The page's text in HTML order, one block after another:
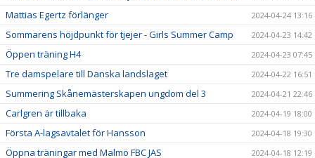
Mattias Egertz förlänger 2024-04-24 13:16
Sommarens höjdpunkt för tjejer - Girls Summer Camp 2024-04-23 14:42
Öppen träning H4 2024-04-23 07:45
Tre damspelare till Danska landslaget 2024-04-22 16:51
Summering Skånemästerskapen ungdom del 3 2024-04-21 22:46
Carlgren är tillbaka 2024-04-19 18:00
Första A-lagsavtalet för Hansson 2024-04-18 19:30
Öppna träningar med Malmö FBC JAS 2024-04-18 12:19